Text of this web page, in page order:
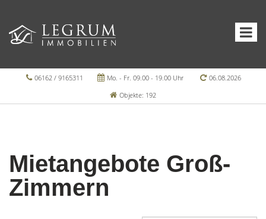
06162 / 9165311 Mo. - Fr. 09.00 - 19.00 Uhr
06.08.2026
Objekte: 192
Mietangebote Groß-
Zimmern